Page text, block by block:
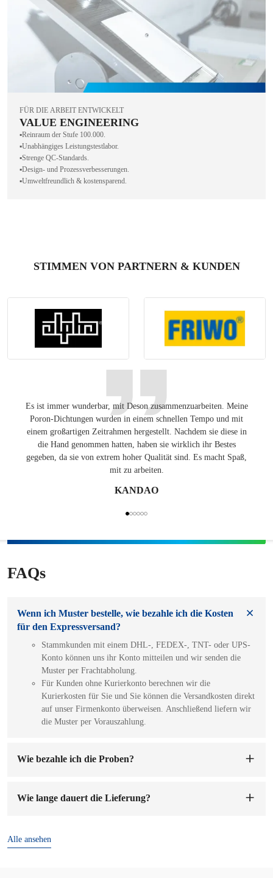
FÜR DIE ARBEIT ENTWICKELT
VALUE ENGINEERING
▪️Reinraum der Stufe 100.000.
▪️Unabhängiges Leistungstestlabor.
▪️Strenge QC-Standards.
▪️Design- und Prozessverbesserungen.
▪️Umweltfreundlich & kostensparend.
STIMMEN VON PARTNERN & KUNDEN
Es ist immer wunderbar, mit Deson zusammenzuarbeiten. Meine
Poron-Dichtungen wurden in einem schnellen Tempo und mit
einem großartigen Zeitrahmen hergestellt. Nachdem sie diese in
die Hand genommen hatten, haben sie wirklich ihr Bestes
gegeben, da sie von extrem hoher Qualität sind. Es macht Spaß,
mit zu arbeiten.
KANDAO
FAQs
Wenn ich Muster bestelle, wie bezahle ich die Kosten
für den Expressversand?
Stammkunden mit einem DHL-, FEDEX-, TNT- oder UPS-
Konto können uns ihr Konto mitteilen und wir senden die
Muster per Frachtabholung.
Für Kunden ohne Kurierkonto berechnen wir die
Kurierkosten für Sie und Sie können die Versandkosten direkt
auf unser Firmenkonto überweisen. Anschließend liefern wir
die Muster per Vorauszahlung.
Wie bezahle ich die Proben?
anfertigen. Die Probenvorbereitung dauert 1-7 Werktage.
Wie lange dauert die Lieferung?
Alle ansehen